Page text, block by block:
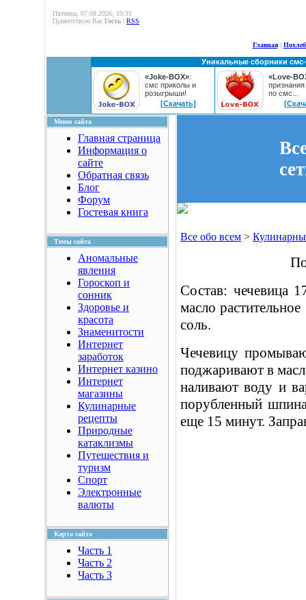
Пятница, 07.08.2026, 19:31
Приветствую Вас Гость | RSS
Главная|
Уникальные сборники
«Joke-BOX»:
смс приколы и
розыгрыши!
[Скачать]
«Love-
по смс...
Меню сайта
Главная страница
Информация о
сайте
Обратная связь
Блог
Форум
Гостевая книга
Темы сайта
Аномальные
явления
Гороскоп и
сонник
Здоровье и
красота
Знаменитости
Интернет
заработок
Интернет казино
Интернет
магазины
Кулинарные
рецепты
Природные
катаклизмы
Путешествия и
туризм
Спорт
Электронные
валюты
Карта сайта
Часть 1
Часть 2
Часть 3
Все обо всем >
Состав: чечевица
масло
соль.
Чечевицу
поджаривают в
наливают воду и
порубленный
еще 15 минут.